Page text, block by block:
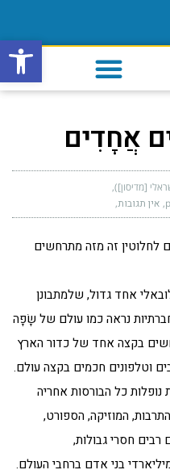
פתח
אֲחָדִים
[מדיסון])
אין תגובות
לחלוטין זה מזה מתרחשים
אחד גדול, שלמתבונן
נראה כמו עולם של שָׂפָה
בקצה אחד של כדור הארץ
וטלפונים חכמים בקצה עולם.
כל הבורסות אחריה
המוזיקה, הספורט,
רבים חסרי גבולות,
בני אדם ברחבי העולם.